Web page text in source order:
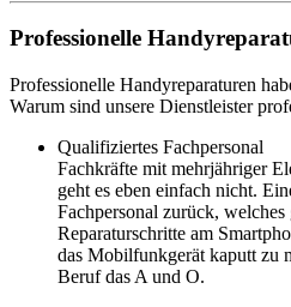
Professionelle
Professionelle Handyreparaturen
Warum sind unsere Dienstleister
Qualifiziertes Fachpersonal
Fachkräfte mit mehrjähriger
geht es eben einfach nicht.
Fachpersonal zurück,
Reparaturschritte am
das Mobilfunkgerät kaputt zu
Beruf das A und O.